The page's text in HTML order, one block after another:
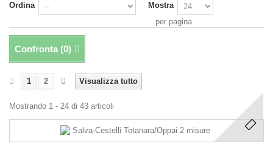
Ordina
Mostra
per pagina
Confronta (0)
Visualizza tutto
1 2
Mostrando 1 - 24 di 43 articoli